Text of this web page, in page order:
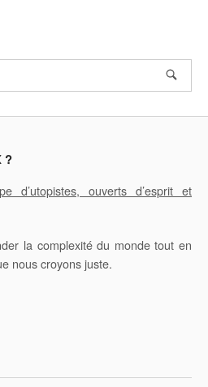
?
d’utopistes, ouverts d’esprit et
la complexité du monde tout en
nous croyons juste.